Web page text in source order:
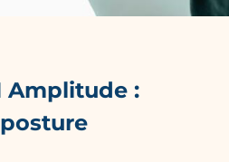
Amplitude :